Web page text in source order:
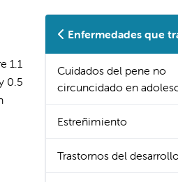
1.1
0.5
Enfermedades que
Cuidados del pene no
circuncidado en
Estreñimiento
Trastornos del